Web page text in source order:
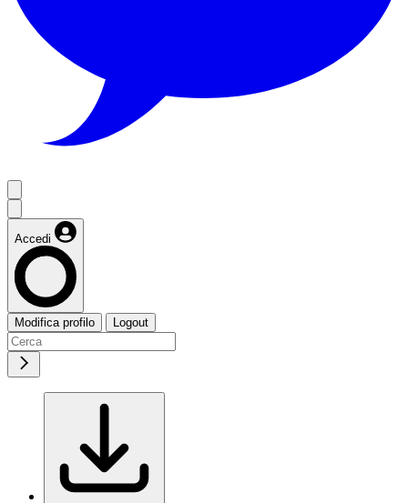
Accedi
Modifica profilo Logout